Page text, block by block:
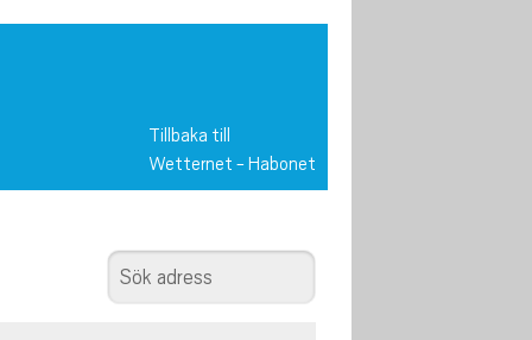
Tillbaka till
Wetternet -Habonet